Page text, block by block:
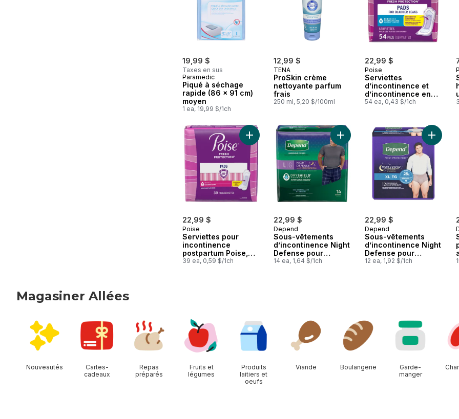
19,99 $
Taxes en sus
Paramedic
Piqué à séchage
rapide (86 x 91 cm)
moyen
1 ea, 19,99 $/1ch
12,99 $
TENA
ProSkin crème
nettoyante parfum
frais
250 ml, 5,20 $/100ml
22,99 $
Poise
Serviettes
d’incontinence et
d’incontinence en
période post-partum
moyen à 4 gouttes,
longue, 54 unités
54 ea, 0,43 $/1ch
22,99 $
Poise
Serviettes pour
incontinence
postpartum Poise,
absorption
39 ea, 0,59 $/1ch
Ajouter Serviettes pour incontinence postpartum Poise,
22,99 $
Depend
Sous-vêtements
d’incontinence Night
Defense pour
hommes, nuit, taille
14 ea, 1,64 $/1ch
Ajouter Sous-vêtements
22,99 $
Depend
Sous-vêtements
d’incontinence Night
Defense pour
hommes, nuit, taille
12 ea, 1,92 $/1ch
Ajouter
Magasiner Allées
Nouveautés
Cartes-
cadeaux
Repas
préparés
Fruits et
légumes
Produits
laitiers et
oeufs
Viande Boulangerie
Garde-
manger